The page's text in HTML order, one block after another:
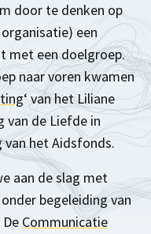
door te denken op
een
met een doelgroep.
naar voren kwamen
‘ van het Liliane
van de Liefde in
van het Aidsfonds.
aan de slag met
begeleiding van
Communicatie